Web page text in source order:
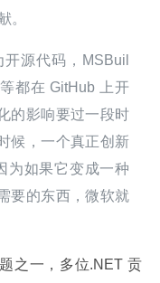
。
源代码，MSBuil
都在 GitHub 上开
的影响要过一段时
候，一个真正创新
为如果它变成一种
要的东西，微软就
之一，多位.NET 贡